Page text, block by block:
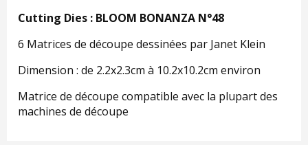
Cutting Dies : BLOOM BONANZA N°48
6 Matrices de découpe dessinées par Janet Klein
Dimension : de 2.2x2.3cm à 10.2x10.2cm environ
Matrice de découpe compatible avec la plupart des
machines de découpe